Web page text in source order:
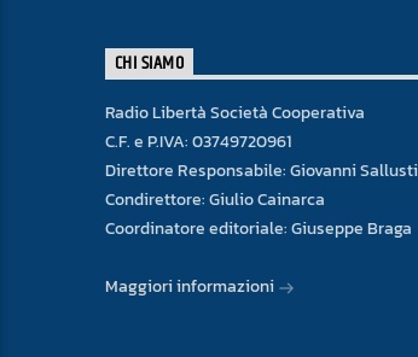
CHI SIAMO
Radio Libertà Società Cooperativa
C.F. e P.IVA: 03749720961
Direttore Responsabile: Giovanni Sallusti
Condirettore: Giulio Cainarca
Coordinatore editoriale: Giuseppe Braga
Maggiori informazioni